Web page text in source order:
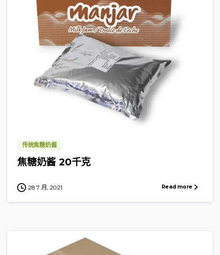
传统焦糖奶酱
焦糖奶酱 20千克
28 7 月, 2021 Read more